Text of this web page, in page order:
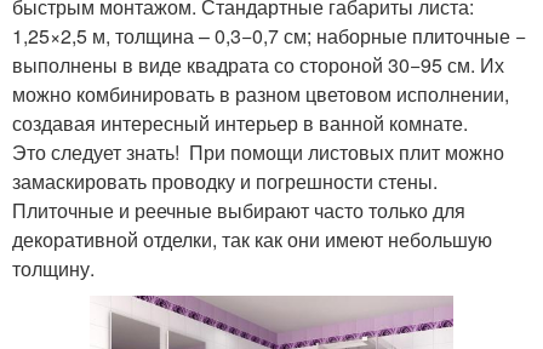
быстрым монтажом. Стандартные габариты листа:
1,25×2,5 м, толщина – 0,3−0,7 см; наборные плиточные −
выполнены в виде квадрата со стороной 30−95 см. Их
можно комбинировать в разном цветовом исполнении,
создавая интересный интерьер в ванной комнате.
Это следует знать! При помощи листовых плит можно
замаскировать проводку и погрешности стены.
Плиточные и реечные выбирают часто только для
декоративной отделки, так как они имеют небольшую
толщину.